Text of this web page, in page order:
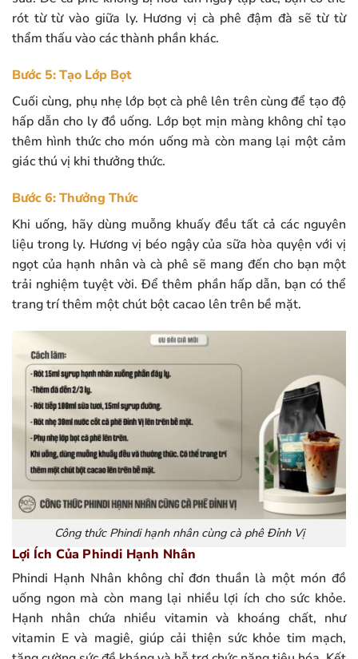
rót từ từ vào giữa ly. Hương vị cà phê đậm đà sẽ từ từ
thẩm thấu vào các thành phần khác.
Bước 5: Tạo Lớp Bọt
Cuối cùng, phụ nhẹ lớp bọt cà phê lên trên cùng để tạo độ
hấp dẫn cho ly đồ uống. Lớp bọt mịn màng không chỉ tạo
thêm hình thức cho món uống mà còn mang lại một cảm
giác thú vị khi thưởng thức.
Bước 6: Thưởng Thức
Khi uống, hãy dùng muỗng khuấy đều tất cả các nguyên
liệu trong ly. Hương vị béo ngậy của sữa hòa quyện với vị
ngọt của hạnh nhân và cà phê sẽ mang đến cho bạn một
trải nghiệm tuyệt vời. Để thêm phần hấp dẫn, bạn có thể
trang trí thêm một chút bột cacao lên trên bề mặt.
Công thức Phindi hạnh nhân cùng cà phê Đỉnh Vị
Lợi Ích Của Phindi Hạnh Nhân
Phindi Hạnh Nhân không chỉ đơn thuần là một món đồ
uống ngon mà còn mang lại nhiều lợi ích cho sức khỏe.
Hạnh nhân chứa nhiều vitamin và khoáng chất, như
vitamin E và magiê, giúp cải thiện sức khỏe tim mạch,